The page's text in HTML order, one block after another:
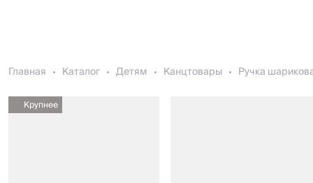
Главная Каталог Детям Канцтовары Ручка
Крупнее